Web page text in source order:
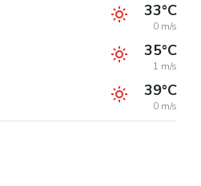
33°C
0 m/s
35°C
1 m/s
39°C
0 m/s